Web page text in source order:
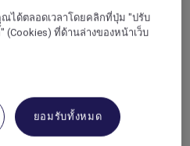
ได้ตลอดเวลาโดยคลิกที่ปุ่ม "ปรับ
(Cookies) ที่ด้านล่างของหน้าเว็บ
ยอมรับทั้งหมด